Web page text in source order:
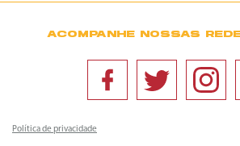
ACOMPANHE NOSSAS
Política de privacidade